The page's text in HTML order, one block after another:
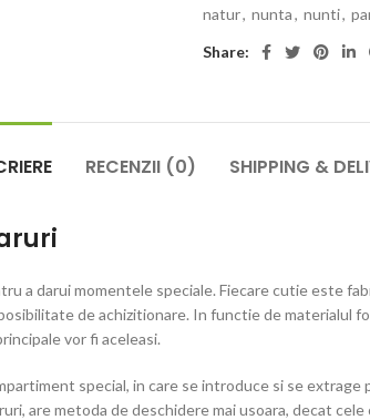
natur, nunta, nunti,
Share:
RECENZII (0) SHIPPING &
a darui momentele speciale. Fiecare cutie este
de achizitionare. In functie de
vor fi aceleasi.
special, in care se introduce si se
are metoda de deschidere mai usoara, decat